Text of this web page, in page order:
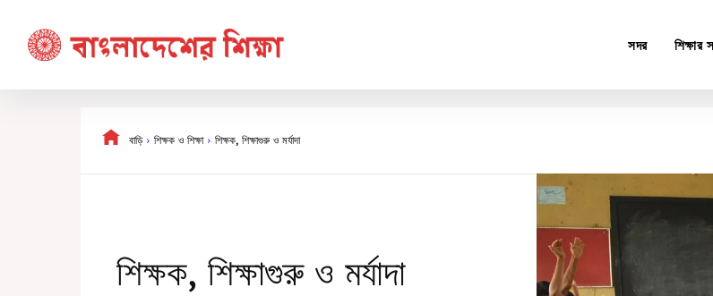
সদর শিক্ষার
বাড়ি শিক্ষক ও শিক্ষা শিক্ষক, শিক্ষাগুরু ও মর্যাদা
শিক্ষক, শিক্ষাগুরু ও মর্যাদা